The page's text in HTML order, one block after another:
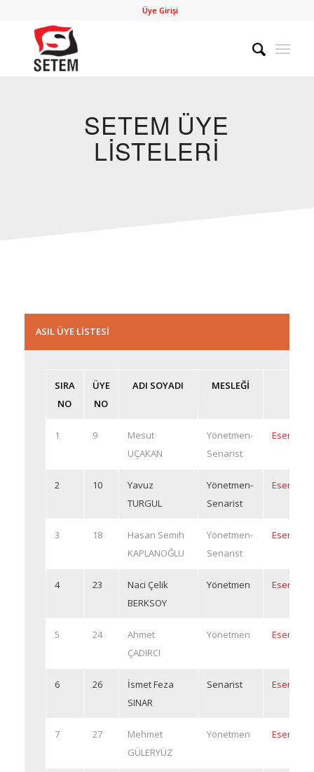
Üye Girişi
SETEM ÜYE
LISTELERI
ASIL ÜYE LİSTESİ
SIRA
NO
ÜYE
NO
ADI SOYADI MESLEĞİ
1 9
Mesut
UÇAKAN
Yönetmen-
Senarist
Eserleri
2 10
Yavuz
TURGUL
Yönetmen-
Senarist
Eserleri
3 18
Hasan Semih
KAPLANOĞLU
Yönetmen-
Senarist
Eserleri
4 23
Naci Çelik
BERKSOY
Yönetmen Eserleri
5 24
Ahmet
ÇADIRCI
Yönetmen Eserleri
6 26
İsmet Feza
SINAR
Senarist Eserleri
7 27
Mehmet
GÜLERYÜZ
Yönetmen Eserleri